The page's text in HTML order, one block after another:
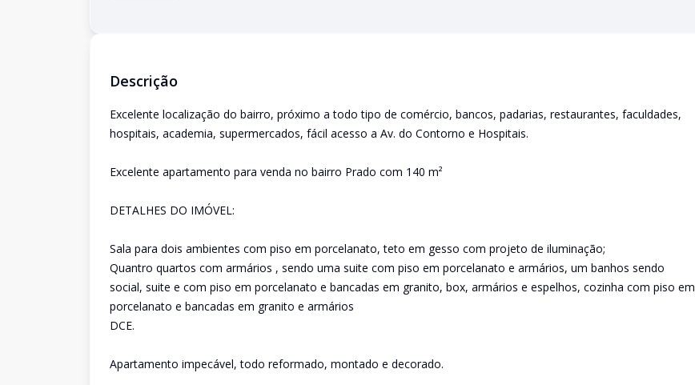
Descrição
Excelente localização do bairro, próximo a todo tipo de comércio, bancos, padarias, restaurantes, faculdades,
hospitais, academia, supermercados, fácil acesso a Av. do Contorno e Hospitais.
Excelente apartamento para venda no bairro Prado com 140 m²
DETALHES DO IMÓVEL:
Sala para dois ambientes com piso em porcelanato, teto em gesso com projeto de iluminação;
Quantro quartos com armários , sendo uma suite com piso em porcelanato e armários, um banhos sendo
social, suite e com piso em porcelanato e bancadas em granito, box, armários e espelhos, cozinha com piso em
porcelanato e bancadas em granito e armários
DCE.
Apartamento impecável, todo reformado, montado e decorado.